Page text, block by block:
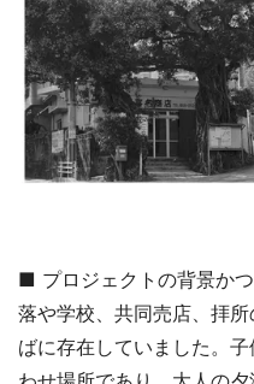
■ プロジェクトの背景か
落や学校、共同売店、拝
ばに存在していました。